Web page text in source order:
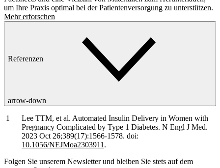
um Ihre Praxis optimal bei der Patientenversorgung zu unterstützen.
Mehr erforschen
Referenzen
arrow-down
Lee TTM, et al. Automated Insulin Delivery in Women with
Pregnancy Complicated by Type 1 Diabetes. N Engl J Med.
2023 Oct 26;389(17):1566-1578. doi:
10.1056/NEJMoa2303911.
Folgen Sie unserem Newsletter und bleiben Sie stets auf dem